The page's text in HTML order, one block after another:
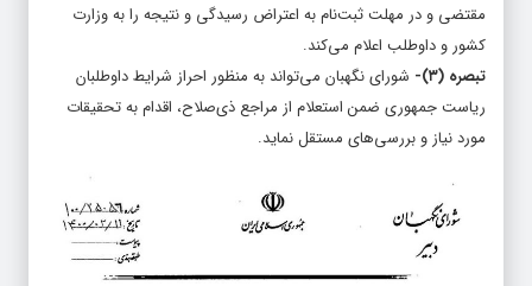
مقتضی و در مهلت ثبت‌نام به اعتراض رسیدگی و نتیجه را به وزارت
کشور و داوطلب اعلام می‌کند.
تبصره (۳)-
شورای نگهبان می‌تواند به منظور احراز شرایط داوطلبان
ریاست جمهوری ضمن استعلام از مراجع ذی‌صلاح، اقدام به تحقیقات
مورد نیاز و بررسی‌های مستقل نماید.